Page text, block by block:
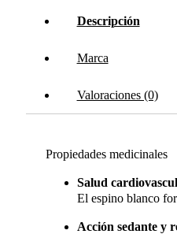
Descripción
Marca
Valoraciones (0)
Propiedades medicinales
Salud
El espino blanco
Acción sedante y